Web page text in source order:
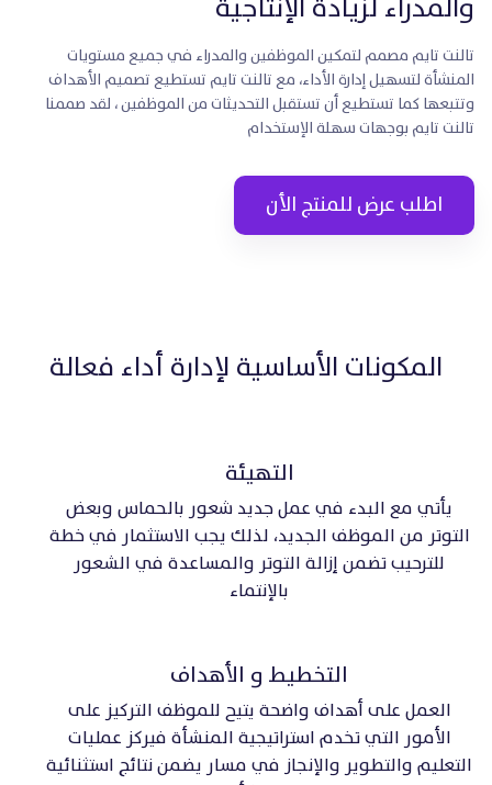
تالنت تايم مصمم لتمكين الموظفين والمدراء في جميع مستويات
المنشأة لتسهيل إدارة الأداء، مع تالنت تايم تستطيع تصميم الأهداف
وتتبعها كما تستطيع أن تستقبل التحديثات من الموظفين ، لقد صممنا
تالنت تايم بوجهات سهلة الإستخدام
اطلب عرض للمنتج الأن
المكونات الأساسية لإدارة أداء فعالة
التهيئة
يأتي مع البدء في عمل جديد شعور بالحماس وبعض
التوتر من الموظف الجديد، لذلك يجب الاستثمار في خطة
للترحيب تضمن إزالة التوتر والمساعدة في الشعور
بالإنتماء
التخطيط و الأهداف
العمل على أهداف واضحة يتيح للموظف التركيز على
الأمور التي تخدم استراتيجية المنشأة فيركز عمليات
التعليم والتطوير والإنجاز في مسار يضمن نتائج استثنائية